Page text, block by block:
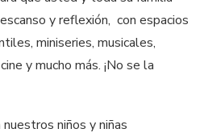
y reflexión, con espacios
miniseries, musicales,
y mucho más. ¡No se la
niños y niñas